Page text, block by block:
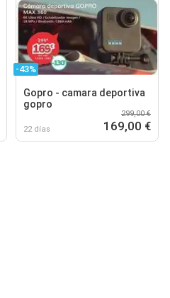
-43%
Gopro - camara deportiva
gopro
22 días
299,00 €
169,00 €